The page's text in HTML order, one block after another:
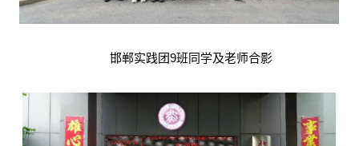
邯郸实践团9班同学及老师合影